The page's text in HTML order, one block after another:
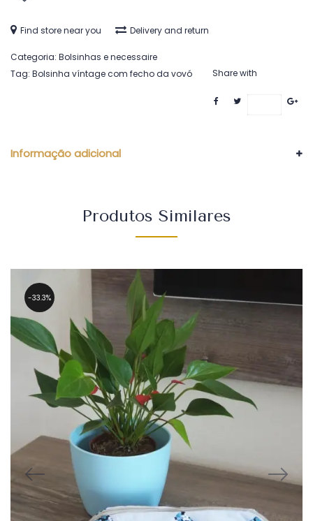
Find store near you Delivery and return
Categoria: Bolsinhas e necessaire
Tag: Bolsinha víntage com fecho da vovó Share with
Informação adicional
Produtos Similares
33.3%